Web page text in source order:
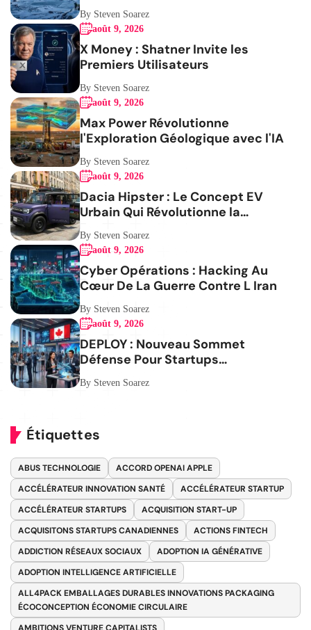
By Steven Soarez
août 9, 2026
X Money : Shatner Invite les
Premiers Utilisateurs
By Steven Soarez
août 9, 2026
Max Power Révolutionne
l'Exploration Géologique avec l'IA
By Steven Soarez
août 9, 2026
Dacia Hipster : Le Concept EV
Urbain Qui Révolutionne la
Mobilité
By Steven Soarez
août 9, 2026
Cyber Opérations : Hacking Au
Cœur De La Guerre Contre L Iran
By Steven Soarez
août 9, 2026
DEPLOY : Nouveau Sommet
Défense Pour Startups
Canadiennes
By Steven Soarez
Étiquettes
ABUS TECHNOLOGIE
ACCORD OPENAI APPLE
ACCÉLÉRATEUR INNOVATION SANTÉ
ACCÉLÉRATEUR STARTUP
ACCÉLÉRATEUR STARTUPS
ACQUISITION START-UP
ACQUISITONS STARTUPS CANADIENNES
ACTIONS FINTECH
ADDICTION RÉSEAUX SOCIAUX
ADOPTION IA GÉNÉRATIVE
ADOPTION INTELLIGENCE ARTIFICIELLE
ALL4PACK EMBALLAGES DURABLES INNOVATIONS PACKAGING
ÉCOCONCEPTION ÉCONOMIE CIRCULAIRE